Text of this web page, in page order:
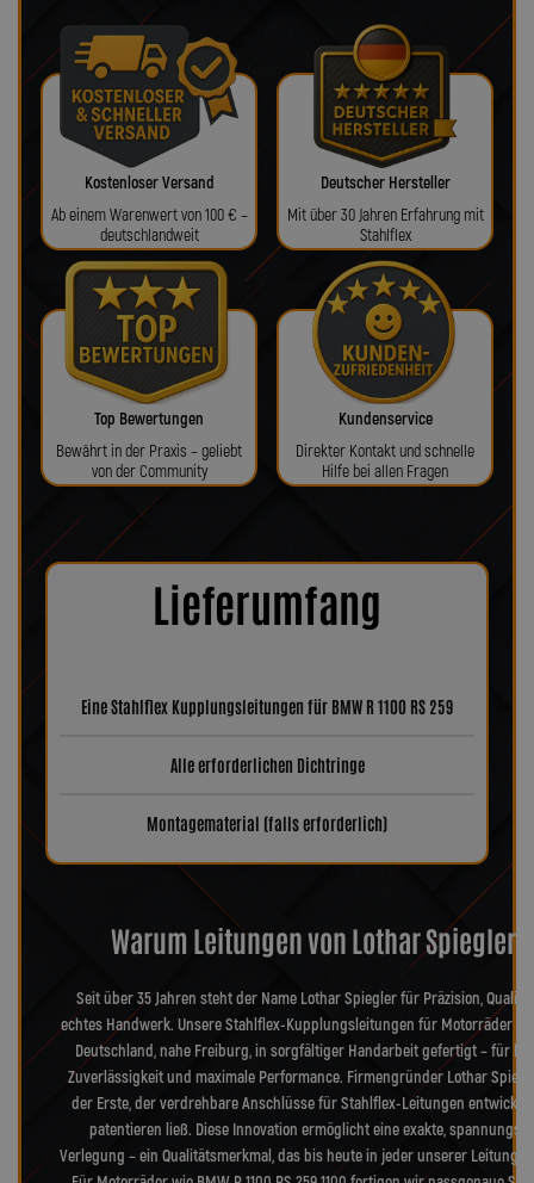
Kostenloser Versand
Ab einem Warenwert von 100 € –
deutschlandweit
Deutscher Hersteller
Mit über 30 Jahren Erfahrung mit
Stahlflex
Top Bewertungen
Bewährt in der Praxis – geliebt
von der Community
Kundenservice
Direkter Kontakt und schnelle
Hilfe bei allen Fragen
Lieferumfang
Eine Stahlflex Kupplungsleitungen für BMW R 1100 RS 259
Alle erforderlichen Dichtringe
Montagematerial (falls erforderlich)
Warum Leitungen von Lothar Spiegler?
Seit über 35 Jahren steht der Name Lothar Spiegler für Präzision,
echtes Handwerk. Unsere Stahlflex-Kupplungsleitungen für Motorräder
Deutschland, nahe Freiburg, in sorgfältiger Handarbeit gefertigt – für
Zuverlässigkeit und maximale Performance. Firmengründer Lothar
der Erste, der verdrehbare Anschlüsse für Stahlflex-Leitungen
patentieren ließ. Diese Innovation ermöglicht eine exakte,
Verlegung – ein Qualitätsmerkmal, das bis heute in jeder unserer